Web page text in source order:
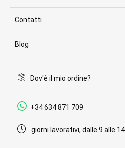
Contatti
Blog
Dov'è il mio ordine?
+34 634 871 709
giorni lavorativi, dalle 9 alle 14